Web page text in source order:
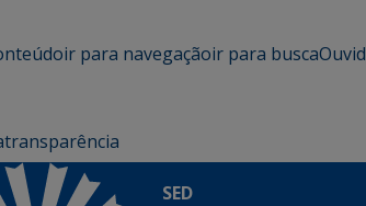
ir para navegaçãoir para busca
transparência
SED